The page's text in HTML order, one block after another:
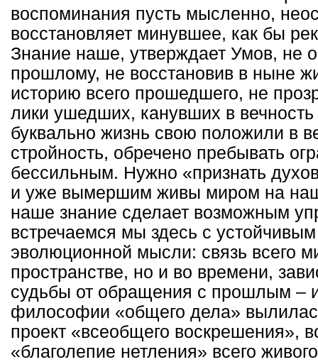
воспоминания пусть мысленно,
восстановляет минувшее, как бы
Знание наше, утверждает Умов, не
прошлому, не восстановив в ныне
историю всего прошедшего, не
лики ушедших, канувших в вечность
буквально жизнь свою положили в
стройность, обречено пребывать
бессильным. Нужно «признать
и уже вымершим живы миром на
наше знание сделает возможным
встречаемся мы здесь с
эволюционной мысли: связь всего
пространстве, но и во времени,
судьбы от обращения с прошлым –
философии «общего дела»
проект «всеобщего воскрешения»,
«благолепие нетления» всего